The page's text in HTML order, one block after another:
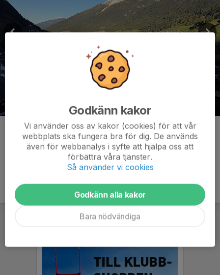
Kommentarer
Godkänn kakor
Vi använder oss av kakor (cookies) för att vår
webbplats ska fungera bra för dig. De används
även för webbanalys i syfte att hjälpa oss att
förbättra våra tjänster.
Så använder vi cookies
Godkänn alla kakor
Bara nödvändiga